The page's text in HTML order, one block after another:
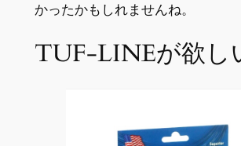
かったかもしれませんね。
TUF-LINEが欲し